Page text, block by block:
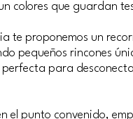
colores que guardan
te proponemos un
pequeños rincones
para
el punto convenido,